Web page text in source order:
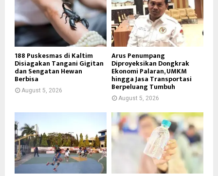
188 Puskesmas di Kaltim
Disiagakan Tangani Gigitan
dan Sengatan Hewan
Berbisa
August 5, 2026
Arus Penumpang
Diproyeksikan Dongkrak
Ekonomi Palaran, UMKM
hingga Jasa Transportasi
Berpeluang Tumbuh
August 5, 2026